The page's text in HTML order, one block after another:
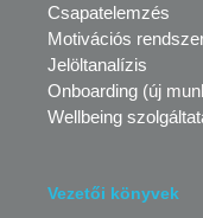
Csapatelemzés
Motivációs
Jelöltanalízis
Onboarding (új
Wellbeing
Vezetői könyvek